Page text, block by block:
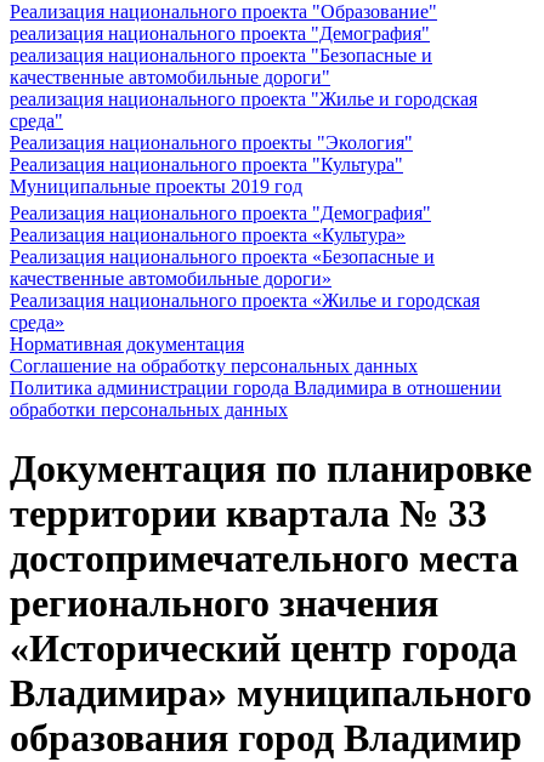
Реализация национального проекта "Образование"
реализация национального проекта "Демография"
реализация национального проекта "Безопасные и
качественные автомобильные дороги"
реализация национального проекта "Жилье и городская
среда"
Реализация национального проекты "Экология"
Реализация национального проекта "Культура"
Муниципальные проекты 2019 год
Реализация национального проекта "Демография"
Реализация национального проекта «Культура»
Реализация национального проекта «Безопасные и
качественные автомобильные дороги»
Реализация национального проекта «Жилье и городская
среда»
Нормативная документация
Соглашение на обработку персональных данных
Политика администрации города Владимира в отношении
обработки персональных данных
Документация по планировке
территории квартала № 33
достопримечательного места
регионального значения
«Исторический центр города
Владимира» муниципального
образования город Владимир